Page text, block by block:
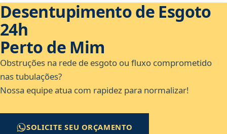
Desentupimento de Esgoto
24h
Perto de Mim
Obstruções na rede de esgoto ou fluxo comprometido
nas tubulações?
Nossa equipe atua com rapidez para normalizar!
SOLICITE SEU ORÇAMENTO